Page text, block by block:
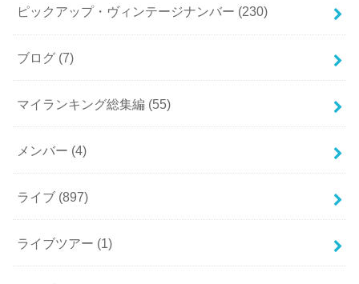
ピックアップ・ヴィンテージナンバー (230)
ブログ (7)
マイランキング総集編 (55)
メンバー (4)
ライブ (897)
ライブツアー (1)